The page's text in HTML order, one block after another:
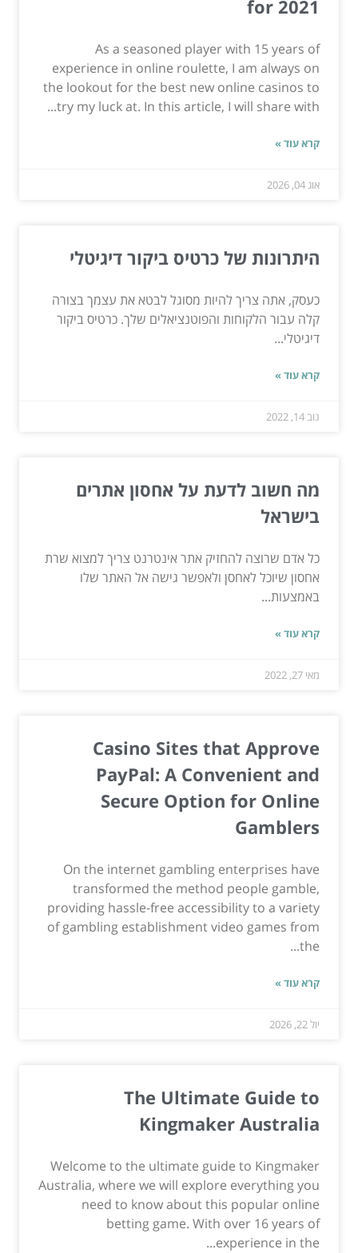
for 2021
As a seasoned player with 15 years of
experience in online roulette, I am always on
the lookout for the best new online casinos to
try my luck at. In this article, I will share with...
קרא עוד »
אוג 04, 2026
היתרונות של כרטיס ביקור דיגיטלי
כעסק, אתה צריך להיות מסוגל לבטא את עצמך בצורה
קלה עבור הלקוחות והפוטנציאלים שלך. כרטיס ביקור
דיגיטלי...
קרא עוד »
נוב 14, 2022
מה חשוב לדעת על אחסון אתרים
בישראל
כל אדם שרוצה להחזיק אתר אינטרנט צריך למצוא שרת
אחסון שיוכל לאחסן ולאפשר גישה אל האתר שלו
באמצעות...
קרא עוד »
מאי 27, 2022
Casino Sites that Approve
PayPal: A Convenient and
Secure Option for Online
Gamblers
On the internet gambling enterprises have
transformed the method people gamble,
providing hassle-free accessibility to a variety
of gambling establishment video games from
the...
קרא עוד »
יול 22, 2026
The Ultimate Guide to
Kingmaker Australia
Welcome to the ultimate guide to Kingmaker
Australia, where we will explore everything you
need to know about this popular online
betting game. With over 16 years of
experience in the...